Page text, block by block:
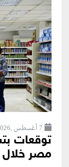
7 أغسطس ,2026
توقعات
مصر خلال